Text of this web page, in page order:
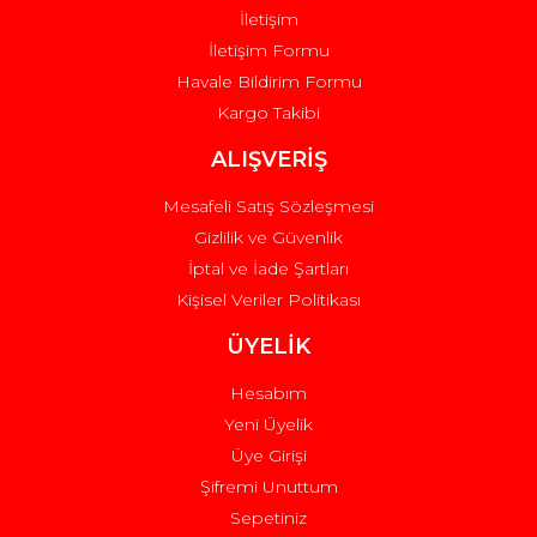
Gönder
İletişim
İletişim Formu
Havale Bildirim Formu
Kargo Takibi
ALIŞVERİŞ
Mesafeli Satış Sözleşmesi
Gizlilik ve Güvenlik
İptal ve İade Şartları
Kişisel Veriler Politikası
ÜYELİK
Hesabım
Yeni Üyelik
Üye Girişi
Şifremi Unuttum
Sepetiniz